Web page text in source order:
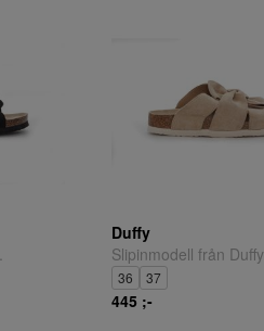
Duffy
Slipinmodell från Duffy.
36 37
445 ;-